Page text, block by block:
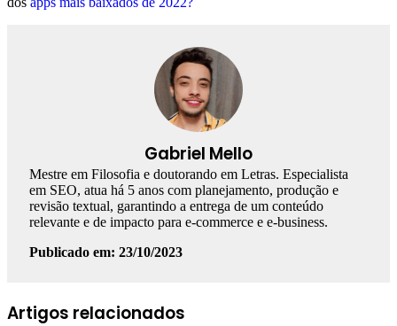
Gabriel Mello
Mestre em Filosofia e doutorando em Letras. Especialista
em SEO, atua há 5 anos com planejamento, produção e
revisão textual, garantindo a entrega de um conteúdo
relevante e de impacto para e-commerce e e-business.
Publicado em: 23/10/2023
Facebook
Linkedin
WhatsApp
Telegram
Artigos relacionados